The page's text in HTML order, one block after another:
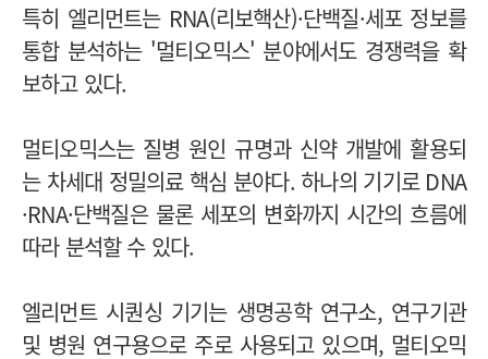
특히 엘리먼트는 RNA(리보핵산)·단백질·세포 정보를
통합 분석하는 '멀티오믹스' 분야에서도 경쟁력을 확
보하고 있다.
멀티오믹스는 질병 원인 규명과 신약 개발에 활용되
는 차세대 정밀의료 핵심 분야다. 하나의 기기로 DNA
·RNA·단백질은 물론 세포의 변화까지 시간의 흐름에
따라 분석할 수 있다.
엘리먼트 시퀀싱 기기는 생명공학 연구소, 연구기관
및 병원 연구용으로 주로 사용되고 있으며, 멀티오믹